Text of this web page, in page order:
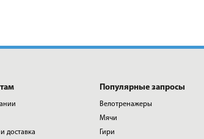
доставка
Популярные запросы
Велотренажеры
Мячи
Гири